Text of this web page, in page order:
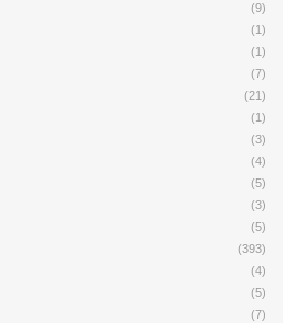
(9)
(1)
(1)
(7)
(21)
(1)
(3)
(4)
(5)
(3)
(5)
(393)
(4)
(5)
(7)